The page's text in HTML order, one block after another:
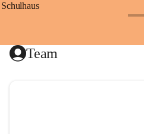
Schulhaus
Team